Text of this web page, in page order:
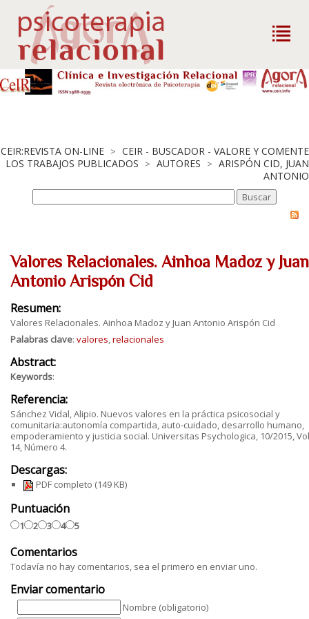
CEIR:REVISTA ON-LINE > CEIR - BUSCADOR - VALORE Y COMENTE
LOS TRABAJOS PUBLICADOS > AUTORES > ARISPÓN CID, JUAN
ANTONIO
Valores Relacionales. Ainhoa Madoz y Juan
Antonio Arispón Cid
Resumen:
Valores Relacionales. Ainhoa Madoz y Juan Antonio Arispón Cid
Palabras clave: valores,relacionales
Abstract:
Keywords:
Referencia:
Sánchez Vidal, Alipio. Nuevos valores en la práctica psicosocial y
comunitaria:autonomía compartida, auto-cuidado, desarrollo humano,
empoderamiento y justicia social. Universitas Psychologica, 10/2015,
14, Número 4.
Descargas:
PDF completo (149 KB)
Puntuación
1 2 3 4 5
Comentarios
Todavía no hay comentarios, sea el primero en enviar uno.
Enviar comentario
Nombre (obligatorio)